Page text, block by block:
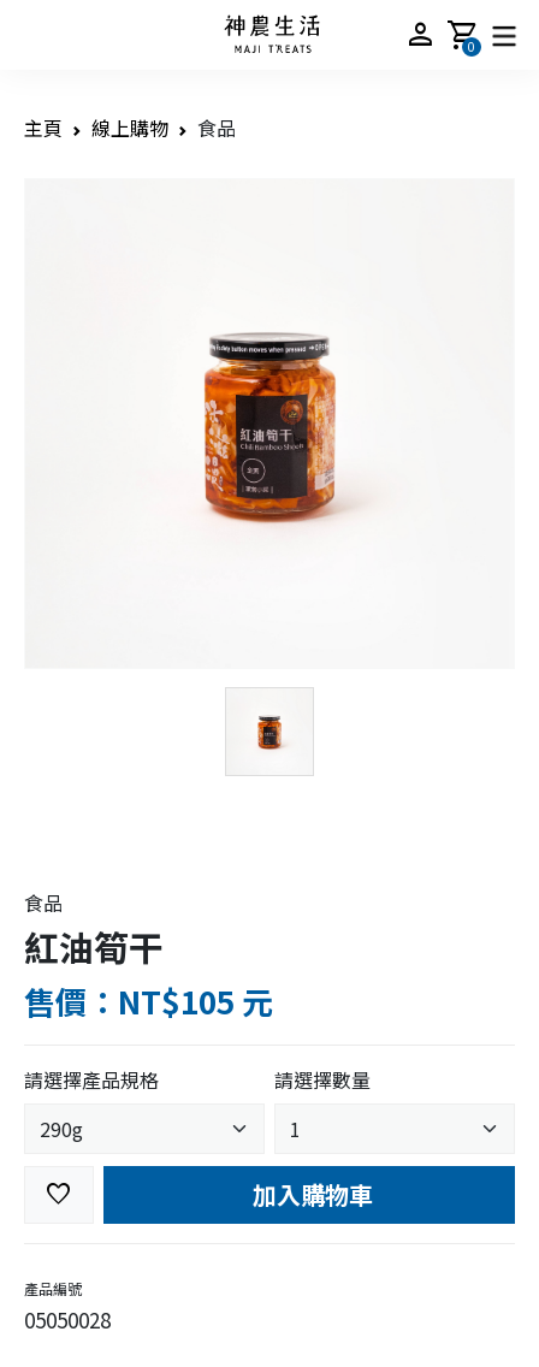
person shopping_cart
0
主頁 線上購物 食品
食品
紅油筍干
售價：NT$105 元
請選擇產品規格 請選擇數量
favorite 加入購物車
產品編號
05050028